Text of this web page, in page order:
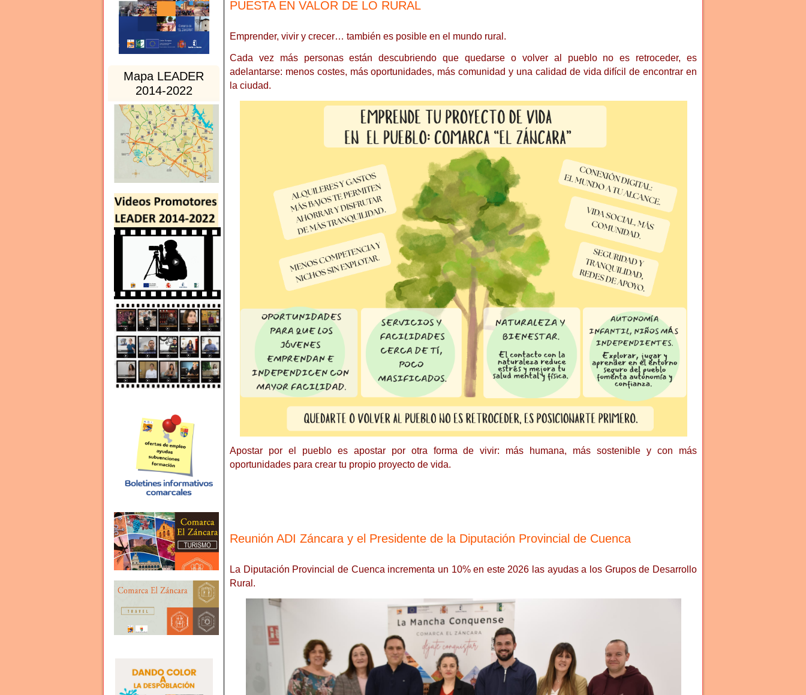
Mapa LEADER
2014-2022
PUESTA EN VALOR DE LO RURAL
Emprender, vivir y crecer… también es posible en el mundo rural.
Cada vez más personas están descubriendo que quedarse o volver al pueblo no es retroceder, es
adelantarse: menos costes, más oportunidades, más comunidad y una calidad de vida difícil de encontrar en
la ciudad.
Apostar por el pueblo es apostar por otra forma de vivir: más humana, más sostenible y con más
oportunidades para crear tu propio proyecto de vida.
Reunión ADI Záncara y el Presidente de la Diputación Provincial de Cuenca
La Diputación Provincial de Cuenca incrementa un 10% en este 2026 las ayudas a los Grupos de Desarrollo
Rural.